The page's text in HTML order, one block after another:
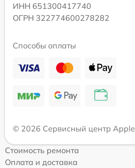
ИНН 651300417740
ОГРН 322774600278282
Способы оплаты
© 2026 Сервисный центр Apple
Стоимость ремонта
Оплата и доставка